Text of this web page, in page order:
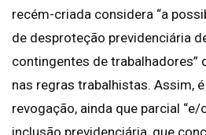
recém-criada considera “a
de desproteção previdenciária
contingentes de trabalhadores”
nas regras trabalhistas. Assim,
revogação, ainda que parcial